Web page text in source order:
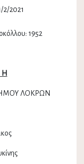
1952
ΛΟΚΡΩΝ